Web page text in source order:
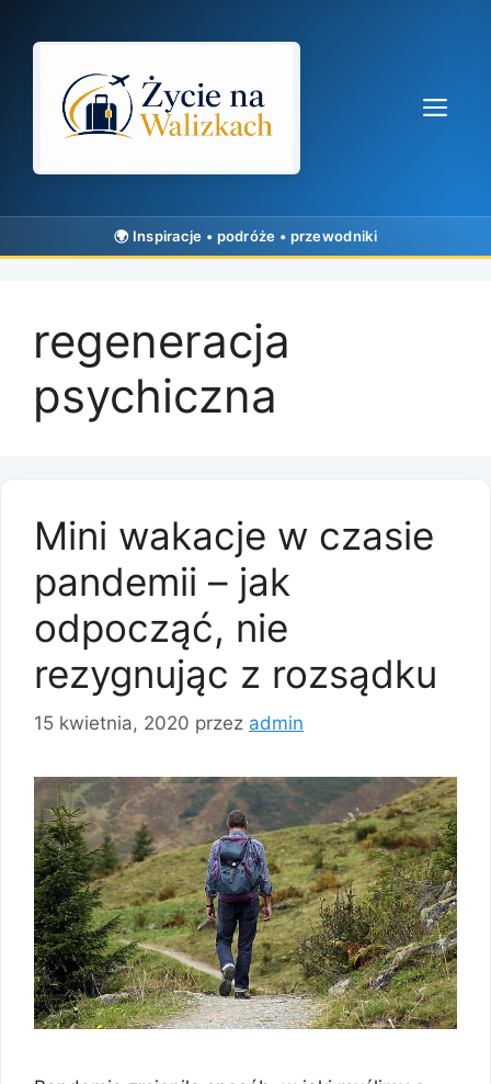
regeneracja
psychiczna
Mini wakacje w czasie
pandemii – jak
odpocząć, nie
rezygnując z rozsądku
15 kwietnia, 2020 przez admin